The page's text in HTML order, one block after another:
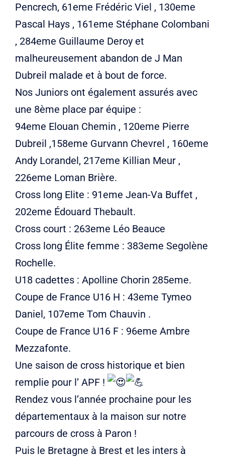
Pencrech, 61eme Frédéric Viel , 130eme
Pascal Hays , 161eme Stéphane Colombani
, 284eme Guillaume Deroy et
malheureusement abandon de J Man
Dubreil malade et à bout de force.
Nos Juniors ont également assurés avec
une 8ème place par équipe :
94eme Elouan Chemin , 120eme Pierre
Dubreil ,158eme Gurvann Chevrel , 160eme
Andy Lorandel, 217eme Killian Meur ,
226eme Loman Brière.
Cross long Elite : 91eme Jean-Va Buffet ,
202eme Édouard Thebault.
Cross court : 263eme Léo Beauce
Cross long Élite femme : 383eme Segolène
Rochelle.
U18 cadettes : Apolline Chorin 285eme.
Coupe de France U16 H : 43eme Tymeo
Daniel, 107eme Tom Chauvin .
Coupe de France U16 F : 96eme Ambre
Mezzafonte.
Une saison de cross historique et bien
remplie pour l’ APF !
Rendez vous l’année prochaine pour les
départementaux à la maison sur notre
parcours de cross à Paron !
Puis le Bretagne à Brest et les inters à